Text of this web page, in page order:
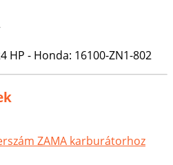
HP - Honda: 16100-ZN1-802
ZAMA karburátorhoz